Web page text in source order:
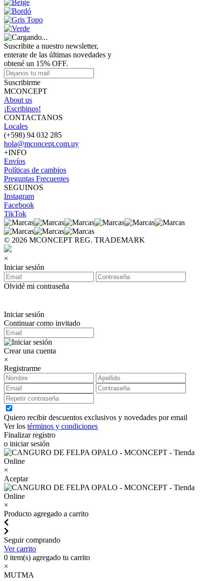
Suscribite a nuestro newsletter,
enterate de las últimas novedades y
obtené un 15% OFF.
Suscribirme
MCONCEPT
About us
¡Escribinos!
CONTACTANOS
Locales
(+598) 94 032 285
hola@mconcept.com.uy
+INFO
Envíos
Políticas de cambios
Preguntas Frecuentes
SEGUINOS
Instagram
Facebook
TikTok
© 2026 MCONCEPT REG. TRADEMARK
×
Iniciar sesión
Olvidé mi contraseña
Iniciar sesión
Continuar como invitado
Crear una cuenta
×
Registrarme
Quiero recibir descuentos exclusivos y novedades por email
Ver los términos y condiciones
Finalizar registro
o iniciar sesión
×
Aceptar
×
Producto agregado a carrito
Seguir comprando
Ver carrito
0 item(s) agregado tu carrito
×
MUTMA